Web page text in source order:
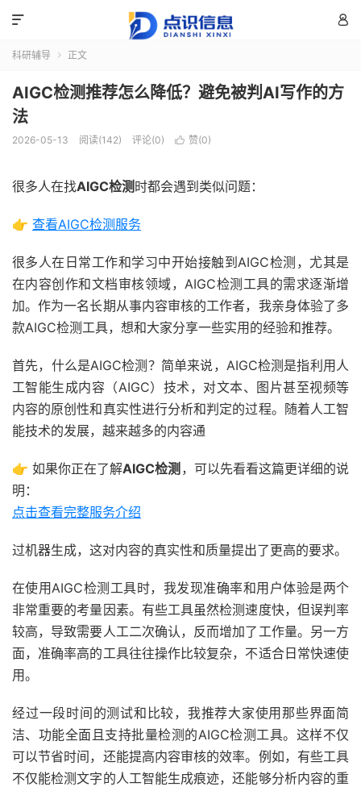


科研辅导  正文
AIGC检测推荐怎么降低？避免被判AI写作的方
法
2026-05-13 阅读(142) 评论(0)  赞(0)
很多人在找AIGC检测时都会遇到类似问题：
👉 查看AIGC检测服务
很多人在日常工作和学习中开始接触到AIGC检测，尤其是
在内容创作和文档审核领域，AIGC检测工具的需求逐渐增
加。作为一名长期从事内容审核的工作者，我亲身体验了多
款AIGC检测工具，想和大家分享一些实用的经验和推荐。
首先，什么是AIGC检测？简单来说，AIGC检测是指利用人
工智能生成内容（AIGC）技术，对文本、图片甚至视频等
内容的原创性和真实性进行分析和判定的过程。随着人工智
能技术的发展，越来越多的内容通
👉 如果你正在了解AIGC检测 ，可以先看看这篇更详细的说
明：
点击查看完整服务介绍
过机器生成，这对内容的真实性和质量提出了更高的要求。
在使用AIGC检测工具时，我发现准确率和用户体验是两个
非常重要的考量因素。有些工具虽然检测速度快，但误判率
较高，导致需要人工二次确认，反而增加了工作量。另一方
面，准确率高的工具往往操作比较复杂，不适合日常快速使
用。
经过一段时间的测试和比较，我推荐大家使用那些界面简
洁、功能全面且支持批量检测的AIGC检测工具。这样不仅
可以节省时间，还能提高内容审核的效率。例如，有些工具
不仅能检测文字的人工智能生成痕迹，还能够分析内容的重